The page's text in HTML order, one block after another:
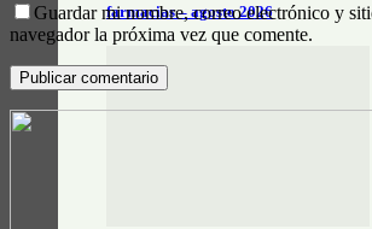
farmacias – agosto 2026
Guardar mi nombre, correo electrónico y
navegador la próxima vez que comente.